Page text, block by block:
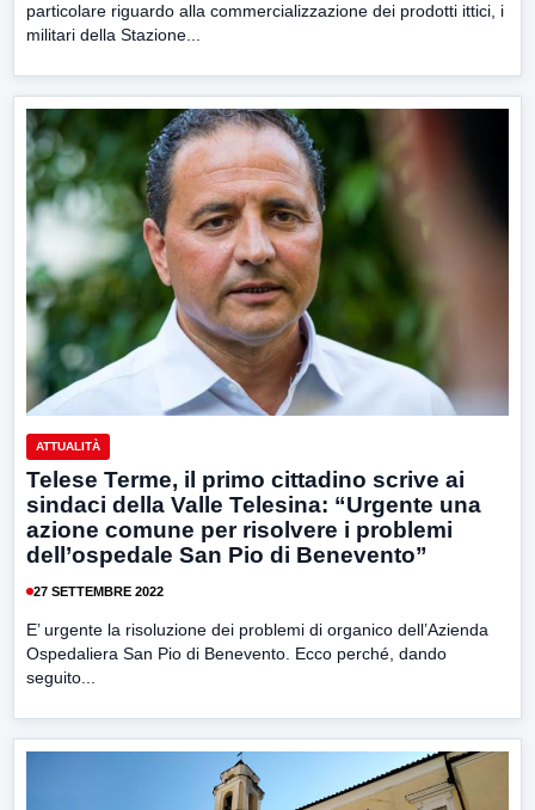
particolare riguardo alla commercializzazione dei prodotti ittici, i
militari della Stazione...
ATTUALITÀ
Telese Terme, il primo cittadino scrive ai
sindaci della Valle Telesina: “Urgente una
azione comune per risolvere i problemi
dell’ospedale San Pio di Benevento”
27 SETTEMBRE 2022
E’ urgente la risoluzione dei problemi di organico dell’Azienda
Ospedaliera San Pio di Benevento. Ecco perché, dando
seguito...